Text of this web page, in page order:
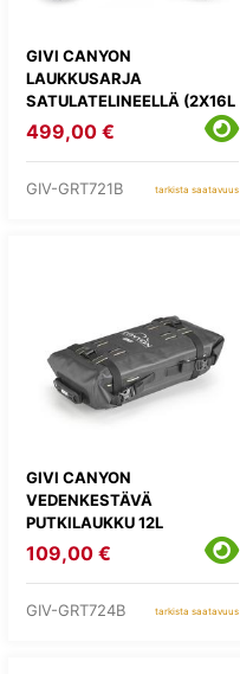
GIVI CANYON
LAUKKUSARJA
SATULATELINEELLÄ (2X16L
+ 1X12L)
499,00 €
GIV-GRT721B tarkista saatavuus
GIVI CANYON
VEDENKESTÄVÄ
PUTKILAUKKU 12L
109,00 €
GIV-GRT724B tarkista saatavuus